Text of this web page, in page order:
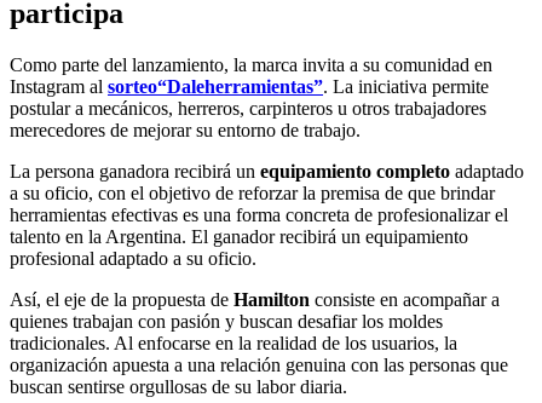
participa
Como parte del lanzamiento, la marca invita a su comunidad en
Instagram al sorteo“Daleherramientas”. La iniciativa permite
postular a mecánicos, herreros, carpinteros u otros trabajadores
merecedores de mejorar su entorno de trabajo.
La persona ganadora recibirá un equipamiento completo adaptado
a su oficio, con el objetivo de reforzar la premisa de que brindar
herramientas efectivas es una forma concreta de profesionalizar el
talento en la Argentina. El ganador recibirá un equipamiento
profesional adaptado a su oficio.
Así, el eje de la propuesta de Hamilton consiste en acompañar a
quienes trabajan con pasión y buscan desafiar los moldes
tradicionales. Al enfocarse en la realidad de los usuarios, la
organización apuesta a una relación genuina con las personas que
buscan sentirse orgullosas de su labor diaria.